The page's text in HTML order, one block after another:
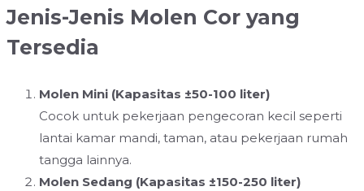
Jenis-Jenis Molen Cor yang
Tersedia
Molen Mini (Kapasitas ±50-100 liter)
Cocok untuk pekerjaan pengecoran kecil seperti
lantai kamar mandi, taman, atau pekerjaan rumah
tangga lainnya.
Molen Sedang (Kapasitas ±150-250 liter)